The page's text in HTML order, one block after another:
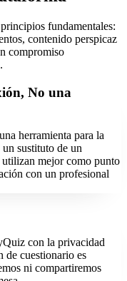
fundamentales:
contenido perspicaz
compromiso
No una
herramienta para la
sustituto de un
utilizan mejor como punto
con un profesional
con la privacidad
de cuestionario es
ni compartiremos